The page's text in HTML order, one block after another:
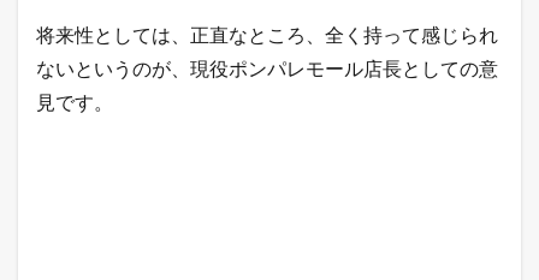
将来性としては、正直なところ、全く持って感じられ
ないというのが、現役ポンパレモール店長としての意
見です。